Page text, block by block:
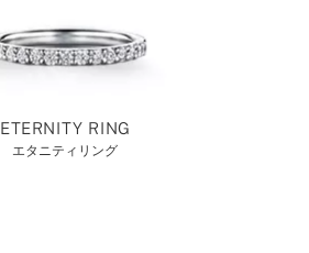
ETERNITY RING
エタニティリング